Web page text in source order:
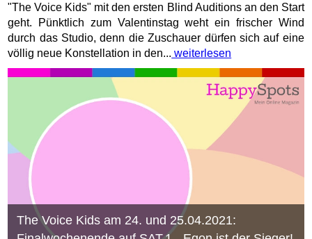
"The Voice Kids" mit den ersten Blind Auditions an den Start
geht. Pünktlich zum Valentinstag weht ein frischer Wind
durch das Studio, denn die Zuschauer dürfen sich auf eine
völlig neue Konstellation in den... weiterlesen
The Voice Kids am 24. und 25.04.2021: